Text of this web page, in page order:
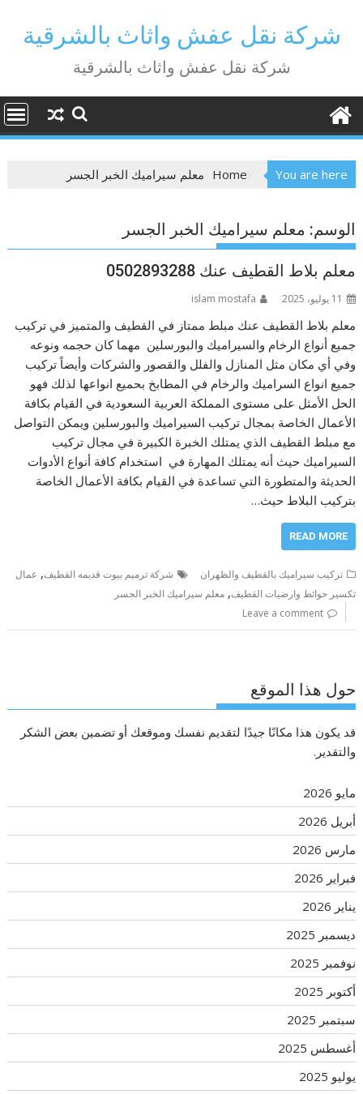
contentشركة نقل عفش واثاث بالشرقية
شركة نقل عفش واثاث بالشرقية
You are here
Home معلم سيراميك الخبر الجسر
الوسم: معلم سيراميك الخبر الجسر
معلم بلاط القطيف عنك 0502893288
11 يوليو، 2025 islam mostafa
معلم بلاط القطيف عنك مبلط ممتاز في القطيف والمتميز في تركيب
جميع أنواع الرخام والسيراميك والبورسلين مهما كان حجمه ونوعه
وفي أي مكان مثل المنازل والفلل والقصور والشركات وأيضاً تركيب
جميع انواع السراميك والرخام في المطابخ بحميع انواعها لذلك فهو
الحل الأمثل على مستوى المملكة العربية السعودية في القيام بكافة
الأعمال الخاصة بمجال تركيب السيراميك والبورسلين ويمكن التواصل
مع مبلط القطيف الذي يمتلك الخبرة الكبيرة في مجال تركيب
السيراميك حيث أنه يمتلك المهارة في استخدام كافة أنواع الأدوات
الحديثة والمتطورة التي تساعدة في القيام بكافة الأعمال الخاصة
بتركيب البلاط حيث…
READ MORE
تركيب سيراميك بالقطيف والظهران شركة ترميم بيوت قديمه القطيف, عمال
تكسير حوائط وارضيات القطيف,معلم سيراميك الخبر الجسر
Leave a comment
حول هذا الموقع
قد يكون هذا مكانًا جيدًا لتقديم نفسك وموقعك أو تضمين بعض الشكر
والتقدير.
مايو 2026
أبريل 2026
مارس 2026
فبراير 2026
يناير 2026
ديسمبر 2025
نوفمبر 2025
أكتوبر 2025
سبتمبر 2025
أغسطس 2025
يوليو 2025